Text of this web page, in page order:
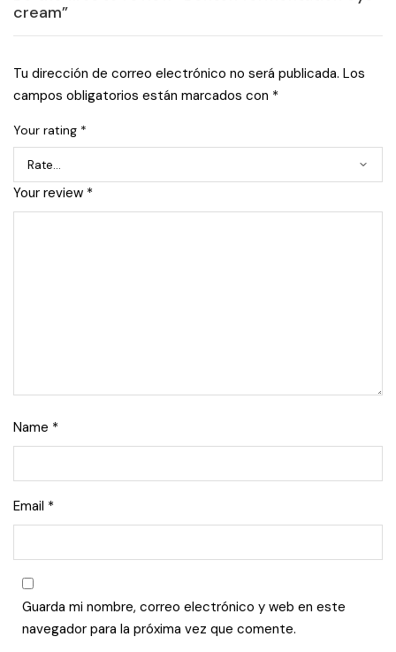
cream”
Tu dirección de correo electrónico no será publicada. Los
campos obligatorios están marcados con *
Your rating *
Your review *
Name *
Email *
Guarda mi nombre, correo electrónico y web en este
navegador para la próxima vez que comente.